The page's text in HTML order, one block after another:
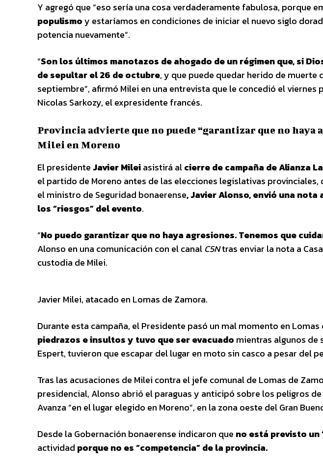
Y agregó que “eso sería una cosa verdaderamente fabulosa, porque
populismoy estaríamos en condiciones de iniciar el nuevo siglo
potencia nuevamente”.
“Son los últimos manotazos de ahogado de un régimen que, si
de sepultar el 26 de octubre, y que puede quedar herido de muerte
septiembre”, afirmó Milei en una entrevista que le concedió el viernes
Nicolas Sarkozy, el expresidente francés.
Provincia advierte que no puede “garantizar que no haya
Milei en Moreno
El presidente Javier Mileiasistirá alcierre de campaña de Alianza
el partido de Moreno antes de las elecciones legislativas provinciales,
el ministro de Seguridad bonaerense, Javier Alonso, envió una
los “riesgos” del evento.
“No puedo garantizar que no haya agresiones. Tenemos que
Alonso en una comunicación con el canal C5Ntras enviar la nota a
custodia de Milei.
Javier Milei, atacado en Lomas de Zamora.
Durante esta campaña, el Presidente pasó un mal momento en Lomas
piedrazos e insultos y tuvo que ser evacuado mientras algunos de
Espert, tuvieron que escapar del lugar en moto sin casco a pesar del
Tras las acusaciones de Milei contra el jefe comunal de Lomas de
presidencial, Alonso abrió el paraguas y anticipó sobre los peligros
Avanza “en el lugar elegido en Moreno”, en la zona oeste del Gran
Desde la Gobernación bonaerense indicaron que no está previsto
actividad porque no es “competencia” de la provincia.